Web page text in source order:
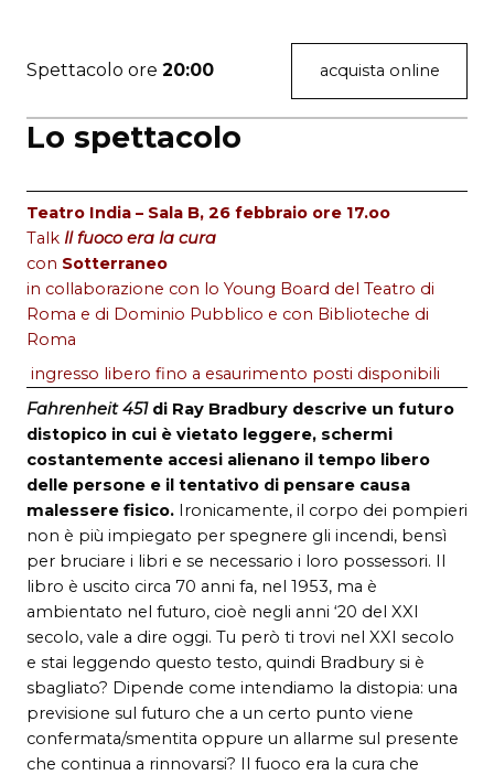
Lo spettacolo
Teatro India – Sala B, 26 febbraio ore 17.oo
Talk Il fuoco era la cura
con Sotterraneo
in collaborazione con lo Young Board del Teatro di
Roma e di Dominio Pubblico e con Biblioteche di
Roma
ingresso libero fino a esaurimento posti disponibili
Fahrenheit 451di Ray Bradbury descrive un futuro
distopico in cui è vietato leggere, schermi
costantemente accesi alienano il tempo libero
delle persone e il tentativo di pensare causa
malessere fisico. Ironicamente, il corpo dei pompieri
non è più impiegato per spegnere gli incendi, bensì
per bruciare i libri e se necessario i loro possessori. Il
libro è uscito circa 70 anni fa, nel 1953, ma è
ambientato nel futuro, cioè negli anni ‘20 del XXI
secolo, vale a dire oggi. Tu però ti trovi nel XXI secolo
e stai leggendo questo testo, quindi Bradbury si è
sbagliato? Dipende come intendiamo la distopia: una
previsione sul futuro che a un certo punto viene
confermata/smentita oppure un allarme sul presente
che continua a rinnovarsi? Il fuoco era la cura che
Spettacolo ore 20:00 acquista online